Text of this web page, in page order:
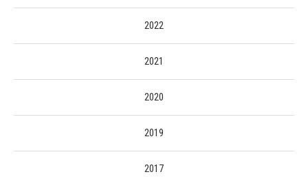
2022
2021
2020
2019
2017